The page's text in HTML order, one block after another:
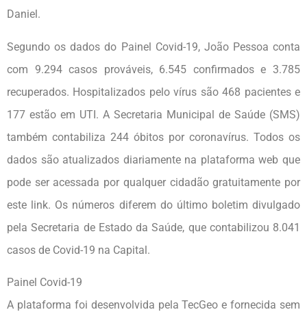
Daniel.
Segundo os dados do Painel Covid-19, João Pessoa conta
com 9.294 casos prováveis, 6.545 confirmados e 3.785
recuperados. Hospitalizados pelo vírus são 468 pacientes e
177 estão em UTI. A Secretaria Municipal de Saúde (SMS)
também contabiliza 244 óbitos por coronavírus. Todos os
dados são atualizados diariamente na plataforma web que
pode ser acessada por qualquer cidadão gratuitamente por
este link. Os números diferem do último boletim divulgado
pela Secretaria de Estado da Saúde, que contabilizou 8.041
casos de Covid-19 na Capital.
Painel Covid-19
A plataforma foi desenvolvida pela TecGeo e fornecida sem